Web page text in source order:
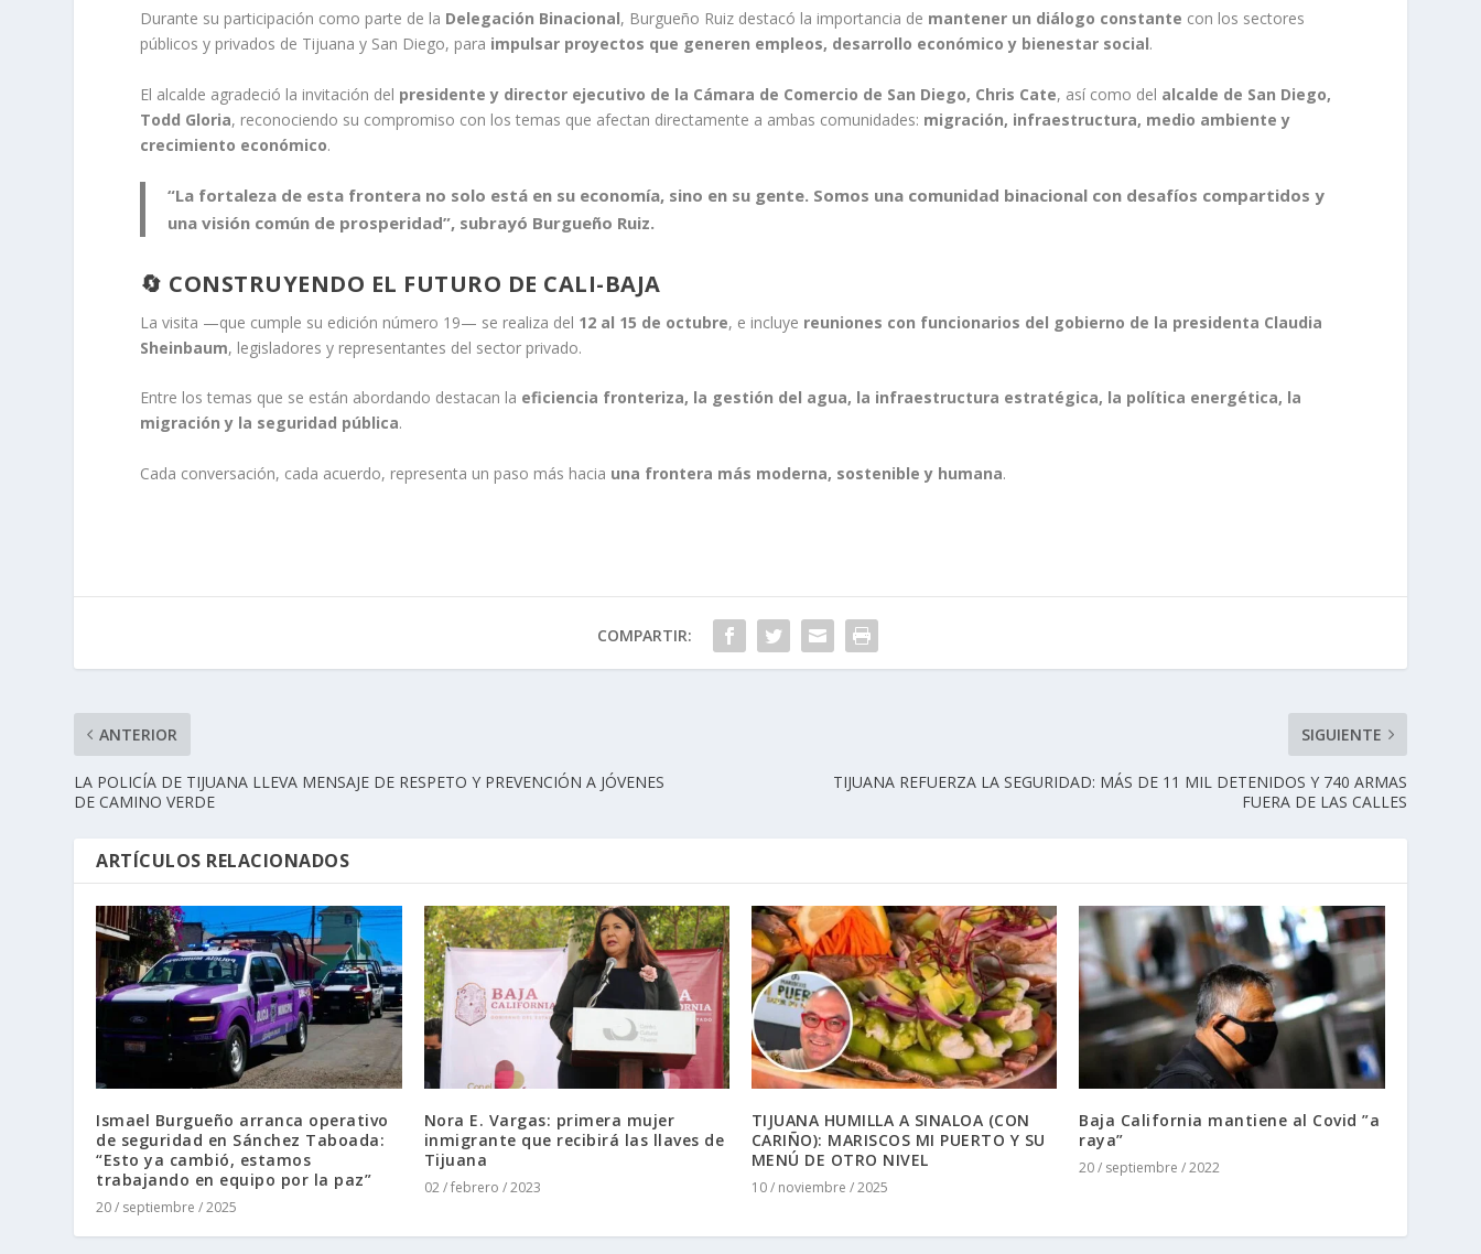
Durante su participación como parte de la Delegación Binacional, Burgueño Ruiz destacó la importancia de mantener un diálogo constante con los sectores
públicos y privados de Tijuana y San Diego, para impulsar proyectos que generen empleos, desarrollo económico y bienestar social.
El alcalde agradeció la invitación del presidente y director ejecutivo de la Cámara de Comercio de San Diego, Chris Cate, así como del alcalde de San Diego,
Todd Gloria, reconociendo su compromiso con los temas que afectan directamente a ambas comunidades: migración, infraestructura, medio ambiente y
crecimiento económico.
“La fortaleza de esta frontera no solo está en su economía, sino en su gente. Somos una comunidad binacional con desafíos compartidos y
una visión común de prosperidad”, subrayó Burgueño Ruiz.
🔄 CONSTRUYENDO EL FUTURO DE CALI-BAJA
La visita —que cumple su edición número 19— se realiza del 12 al 15 de octubre, e incluye reuniones con funcionarios del gobierno de la presidenta Claudia
Sheinbaum, legisladores y representantes del sector privado.
Entre los temas que se están abordando destacan la eficiencia fronteriza, la gestión del agua, la infraestructura estratégica, la política energética, la
migración y la seguridad pública.
Cada conversación, cada acuerdo, representa un paso más hacia una frontera más moderna, sostenible y humana.
COMPARTIR:
ANTERIOR
LA POLICÍA DE TIJUANA LLEVA MENSAJE DE RESPETO Y PREVENCIÓN A JÓVENES
DE CAMINO VERDE
SIGUIENTE
TIJUANA REFUERZA LA SEGURIDAD: MÁS DE 11 MIL DETENIDOS Y 740 ARMAS
FUERA DE LAS CALLES
ARTÍCULOS RELACIONADOS
Ismael Burgueño arranca operativo
de seguridad en Sánchez Taboada:
“Esto ya cambió, estamos
trabajando en equipo por la paz”
20 / septiembre / 2025
Nora E. Vargas: primera mujer
inmigrante que recibirá las llaves de
Tijuana
02 / febrero / 2023
TIJUANA HUMILLA A SINALOA (CON
CARIÑO): MARISCOS MI PUERTO Y SU
MENÚ DE OTRO NIVEL
10 / noviembre / 2025
Baja California mantiene al Covid ”a
raya”
20 / septiembre / 2022